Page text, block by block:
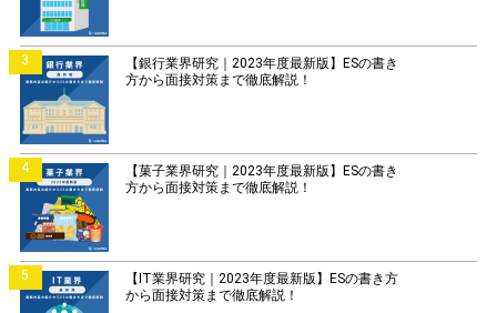
3
【銀行業界研究｜2023年度最新版】ESの書き
方から面接対策まで徹底解説！
4
【菓子業界研究｜2023年度最新版】ESの書き
方から面接対策まで徹底解説！
5
【IT業界研究｜2023年度最新版】ESの書き方
から面接対策まで徹底解説！